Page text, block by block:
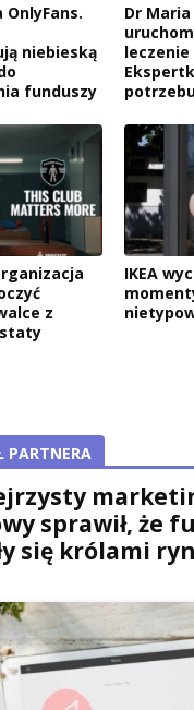
niebieską
funduszy
Dr
z
IKEA
PARTNERA
sprawił, że
się królami